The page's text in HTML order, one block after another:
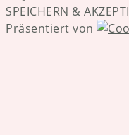
SPEICHERN &
Präsentiert von